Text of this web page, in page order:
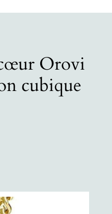
Orovi
cubique